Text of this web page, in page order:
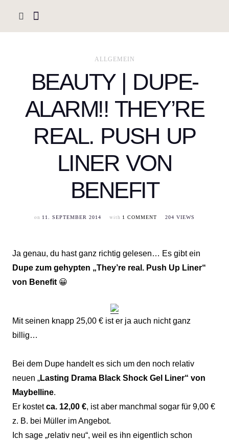
ALLGEMEIN
BEAUTY | DUPE-
ALARM!! THEY’RE
REAL. PUSH UP
LINER VON
BENEFIT
on 11. SEPTEMBER 2014 with 1 COMMENT 204 VIEWS
Ja genau, du hast ganz richtig gelesen… Es gibt ein
Dupe zum gehypten „They’re real. Push Up Liner“
von Benefit 😀
Mit seinen knapp 25,00 € ist er ja auch nicht ganz
billig…
Bei dem Dupe handelt es sich um den noch relativ
neuen „Lasting Drama Black Shock Gel Liner“ von
Maybelline.
Er kostetca. 12,00 €, ist aber manchmal sogar für 9,00 €
z. B. bei Müller im Angebot.
Ich sage „relativ neu“, weil es ihn eigentlich schon